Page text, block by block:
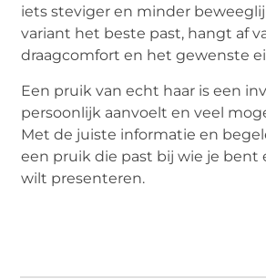
iets steviger en minder
variant het beste past, hangt af
draagcomfort en het gewenste
Een pruik van echt haar is een
persoonlijk aanvoelt en veel
Met de juiste informatie en
een pruik die past bij wie je bent
wilt presenteren.